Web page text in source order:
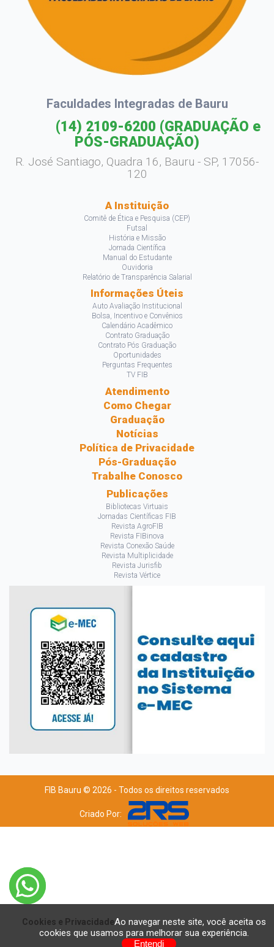
Faculdades Integradas de Bauru
(14) 2109-6200 (GRADUAÇÃO e
PÓS-GRADUAÇÃO)
R. José Santiago, Quadra 16, Bauru - SP, 17056-
120
A Instituição
Comitê de Ética e Pesquisa (CEP)
Futsal
História e Missão
Jornada Científica
Manual do Estudante
Ouvidoria
Relatório de Transparência Salarial
Informações Úteis
Auto Avaliação Institucional
Bolsa, Incentivo e Convênios
Calendário Acadêmico
Contrato Graduação
Contrato Pós Graduação
Oportunidades
Perguntas Frequentes
TV FIB
Atendimento
Como Chegar
Graduação
Notícias
Política de Privacidade
Pós-Graduação
Trabalhe Conosco
Publicações
Bibliotecas Virtuais
Jornadas Científicas FIB
Revista AgroFIB
Revista FIBinova
Revista Conexão Saúde
Revista Multiplicidade
Revista Jurisfib
Revista Vértice
FIB Bauru © 2026 - Todos os direitos reservados
Criado Por:
Cookies e PrivacidadeAo navegar neste site, você aceita os
cookies que usamos para melhorar sua experiência.
Entendi